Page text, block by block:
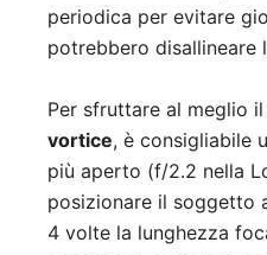
periodica per evitare
potrebbero disallineare
Per sfruttare al meglio
vortice, è consigliabile
più aperto (f/2.2 nella
posizionare il soggetto
4 volte la lunghezza